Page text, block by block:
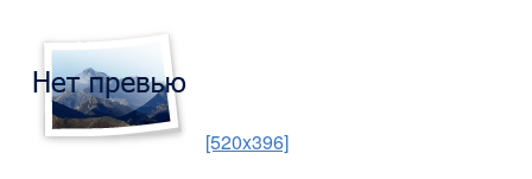
[520x396]